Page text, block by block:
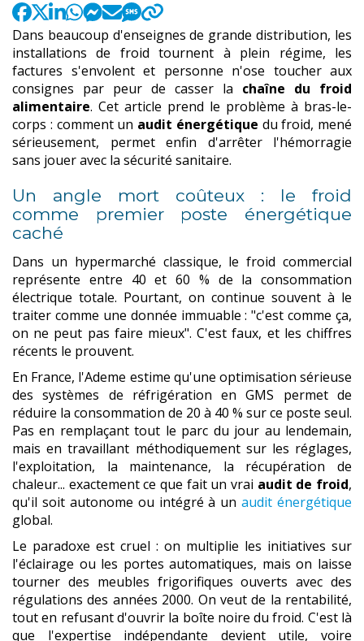
Dans beaucoup d'enseignes de grande distribution, les
installations de froid tournent à plein régime, les
factures s'envolent et personne n'ose toucher aux
consignes par peur de casser la chaîne du froid
alimentaire. Cet article prend le problème à bras-le-
corps : comment un audit énergétique du froid, mené
sérieusement, permet enfin d'arrêter l'hémorragie
sans jouer avec la sécurité sanitaire.
Un angle mort coûteux : le froid
comme premier poste énergétique
caché
Dans un hypermarché classique, le froid commercial
représente entre 40 et 60 % de la consommation
électrique totale. Pourtant, on continue souvent à le
traiter comme une donnée immuable : "c'est comme ça,
on ne peut pas faire mieux". C'est faux, et les chiffres
récents le prouvent.
En France, l'Ademe estime qu'une optimisation sérieuse
des systèmes de réfrigération en GMS permet de
réduire la consommation de 20 à 40 % sur ce poste seul.
Pas en remplaçant tout le parc du jour au lendemain,
mais en travaillant méthodiquement sur les réglages,
l'exploitation, la maintenance, la récupération de
chaleur... exactement ce que fait un vrai audit de froid,
qu'il soit autonome ou intégré à unaudit énergétique
global.
Le paradoxe est cruel : on multiplie les initiatives sur
l'éclairage ou les portes automatiques, mais on laisse
tourner des meubles frigorifiques ouverts avec des
régulations des années 2000. On veut de la rentabilité,
tout en refusant d'ouvrir la boîte noire du froid. C'est là
que l'expertise indépendante devient utile, voire